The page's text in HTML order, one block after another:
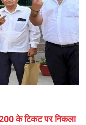
के टिकट पर निकला